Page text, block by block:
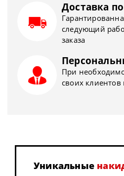
Доставка
следующий
заказа
При
своих
Уникальные